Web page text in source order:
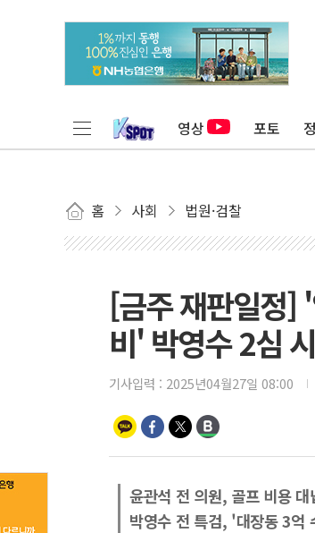
영상 포토
홈 사회 법원·검찰
[금주 재판일정]
비' 박영수 2심
기사입력 : 2025년04월27일 08:00
윤관석 전 의원, 골프 비용 대
박영수 전 특검, '대장동 3